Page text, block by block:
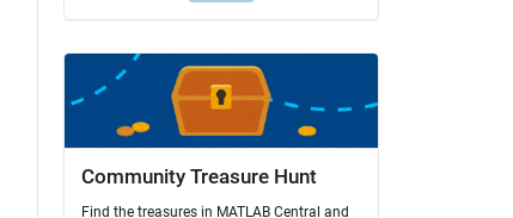
Community Treasure Hunt
Find the treasures in MATLAB Central and